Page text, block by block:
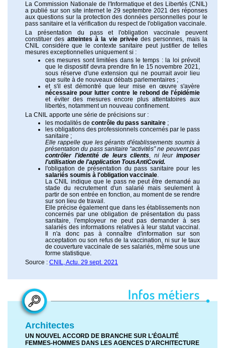
La Commission Nationale de l'Informatique et des Libertés (CNIL)
a publié sur son site internet le 29 septembre 2021 des réponses
aux questions sur la protection des données personnelles pour le
pass sanitaire et la vérification du respect de l'obligation vaccinale.
La présentation du pass et l'obligation vaccinale peuvent
constituer des atteintes à la vie privéedes personnes, mais la
CNIL considère que le contexte sanitaire peut justifier de telles
mesures exceptionnelles uniquement si :
ces mesures sont limitées dans le temps : la loi prévoit
que le dispositif devra prendre fin le 15 novembre 2021,
sous réserve d'une extension qui ne pourrait avoir lieu
que suite à de nouveaux débats parlementaires ;
et s'il est démontré que leur mise en œuvre s'avère
nécessaire pour lutter contre le rebond de l'épidémie
et éviter des mesures encore plus attentatoires aux
libertés, notamment un nouveau confinement.
La CNIL apporte une série de précisions sur :
les modalités de contrôle du pass sanitaire ;
les obligations des professionnels concernés par le pass
sanitaire ;
Elle rappelle que les gérants d'établissements soumis à
présentation du pass sanitaire “activités” ne peuvent pas
contrôler l'identité de leurs clients, ni leurimposer
l'utilisation de l'application TousAntiCovid.
l'obligation de présentation du pass sanitaire pour les
salariés soumis à l'obligation vaccinale.
La CNIL indique que le pass ne peut être demandé au
stade du recrutement d'un salarié mais seulement à
partir de son entrée en fonction, au moment de se rendre
sur son lieu de travail.
Elle précise également que dans les établissements non
concernés par une obligation de présentation du pass
sanitaire, l'employeur ne peut pas demander à ses
salariés des informations relatives à leur statut vaccinal.
Il n'a donc pas à connaître d'information sur son
acceptation ou son refus de la vaccination, ni sur le taux
de couverture vaccinale de ses salariés, même sous une
forme statistique.
Source : CNIL, Actu. 29 sept. 2021
Architectes
UN NOUVEL ACCORD DE BRANCHE SUR L'ÉGALITÉ
FEMMES-HOMMES DANS LES AGENCES D'ARCHITECTURE